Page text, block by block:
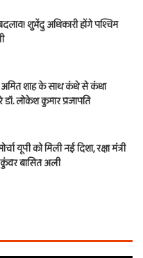
शुभेंदु अधिकारी होंगे पश्चिम
अमित शाह के साथ कंधे से कंधा
लोकेश कुमार प्रजापति
यूपी को मिली नई दिशा, रक्षा मंत्री
बासित अली